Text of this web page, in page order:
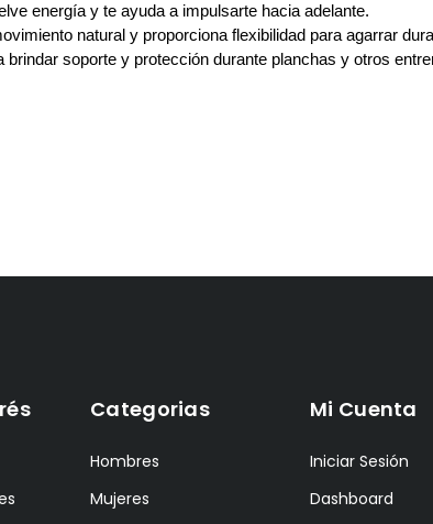
energía y te ayuda a impulsarte hacia adelante.
natural y proporciona flexibilidad para agarrar
soporte y protección durante planchas y otros
Categorias
Hombres
Mujeres
Mi Cuenta
Iniciar Sesión
Dashboard